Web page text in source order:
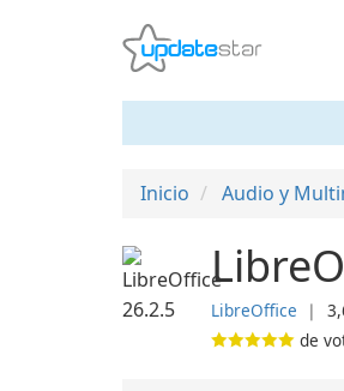
Inicio Audio y
LibreOffice ❘
de